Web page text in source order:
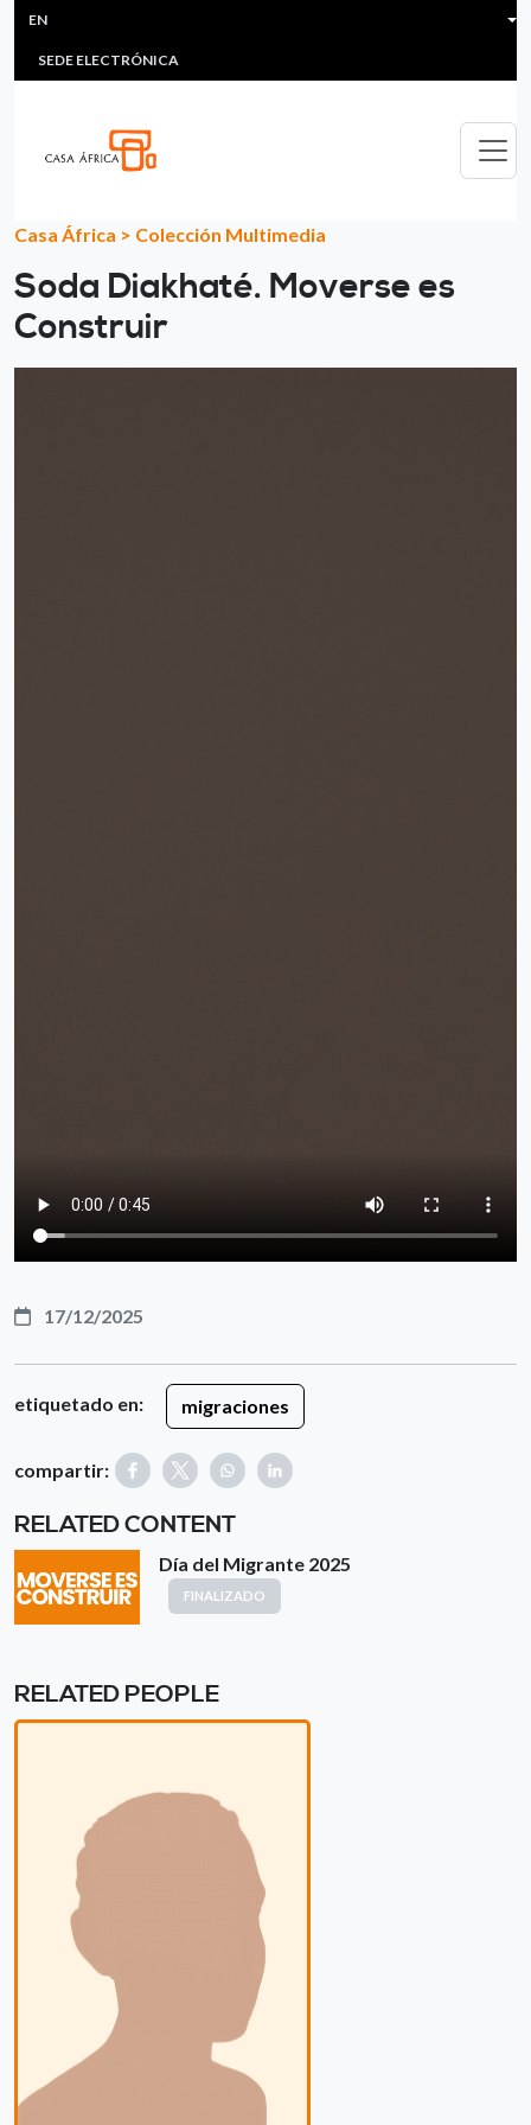
Skip to main content
HEADER MENU
MULTIMEDIA
SEDE ELECTRÓNICA
EN
Casa África > Colección Multimedia
Soda Diakhaté. Moverse es
Construir
17/12/2025
etiquetado en: migraciones
compartir:
RELATED CONTENT
Día del Migrante 2025
FINALIZADO
RELATED PEOPLE